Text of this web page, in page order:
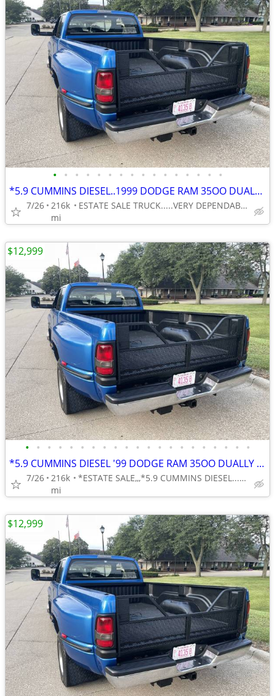
• • • • • • • • • • • • • • • •
*5.9 CUMMINS DIESEL..1999 DODGE RAM 35OO DUALLY 1-TON RWD 5-SP. MANUAL
7/26 216k
mi
ESTATE SALE TRUCK.....VERY DEPENDABLE . . .VERY AFFORDABLE
• • • • • • • • • • • • • • • • • • • • •
*5.9 CUMMINS DIESEL '99 DODGE RAM 35OO DUALLY 1-TON RWD 5-SP. STICK
7/26 216k
mi
*ESTATE SALE,,,*5.9 CUMMINS DIESEL...5-SPEED MANUAL-DUALLY
$12,999
$12,999